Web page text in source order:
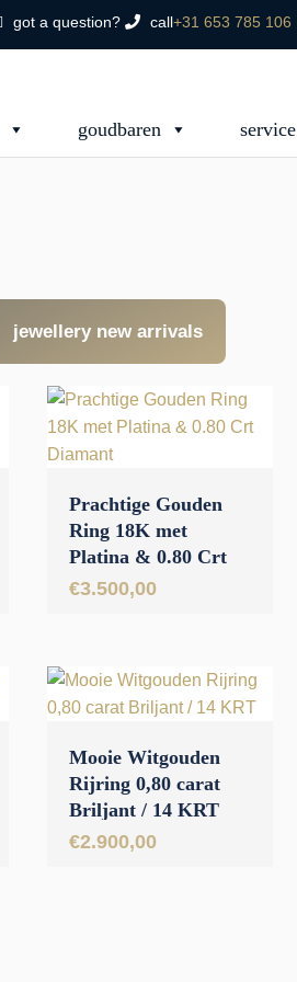
got a question? call+31 653 785 106
goudbaren service
jewellery new arrivals
Prachtige Gouden
Ring 18K met
Platina & 0.80 Crt
Diamant
€3.500,00
Mooie Witgouden
Rijring 0,80 carat
Briljant / 14 KRT
€2.900,00